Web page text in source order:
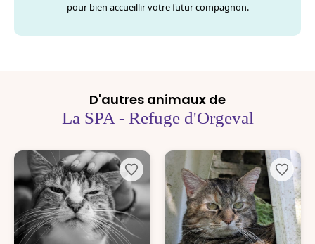
pour bien accueillir votre futur compagnon.
D'autres animaux de
La SPA - Refuge d'Orgeval